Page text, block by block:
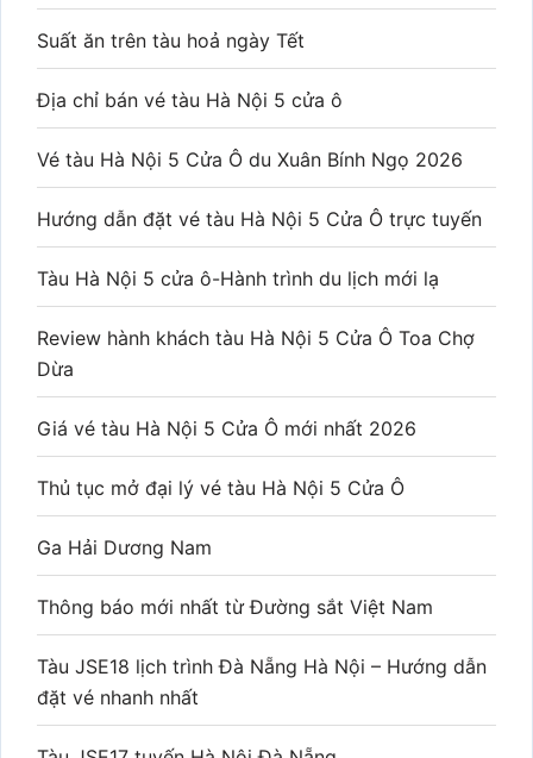
Suất ăn trên tàu hoả ngày Tết
Địa chỉ bán vé tàu Hà Nội 5 cửa ô
Vé tàu Hà Nội 5 Cửa Ô du Xuân Bính Ngọ 2026
Hướng dẫn đặt vé tàu Hà Nội 5 Cửa Ô trực tuyến
Tàu Hà Nội 5 cửa ô-Hành trình du lịch mới lạ
Review hành khách tàu Hà Nội 5 Cửa Ô Toa Chợ
Dừa
Giá vé tàu Hà Nội 5 Cửa Ô mới nhất 2026
Thủ tục mở đại lý vé tàu Hà Nội 5 Cửa Ô
Ga Hải Dương Nam
Thông báo mới nhất từ Đường sắt Việt Nam
Tàu JSE18 lịch trình Đà Nẵng Hà Nội – Hướng dẫn
đặt vé nhanh nhất